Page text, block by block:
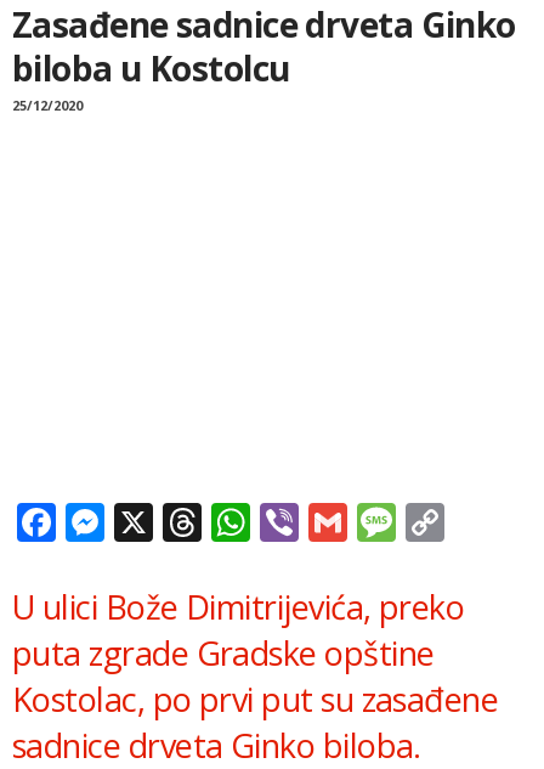
Zasađene sadnice drveta Ginko
biloba u Kostolcu
25/12/2020
Facebook
Messenger
X Threads
WhatsApp
ViberGmail
U ulici Bože Dimitrijevića, preko
puta zgrade Gradske opštine
Kostolac, po prvi put su zasađene
sadnice drveta Ginko biloba.